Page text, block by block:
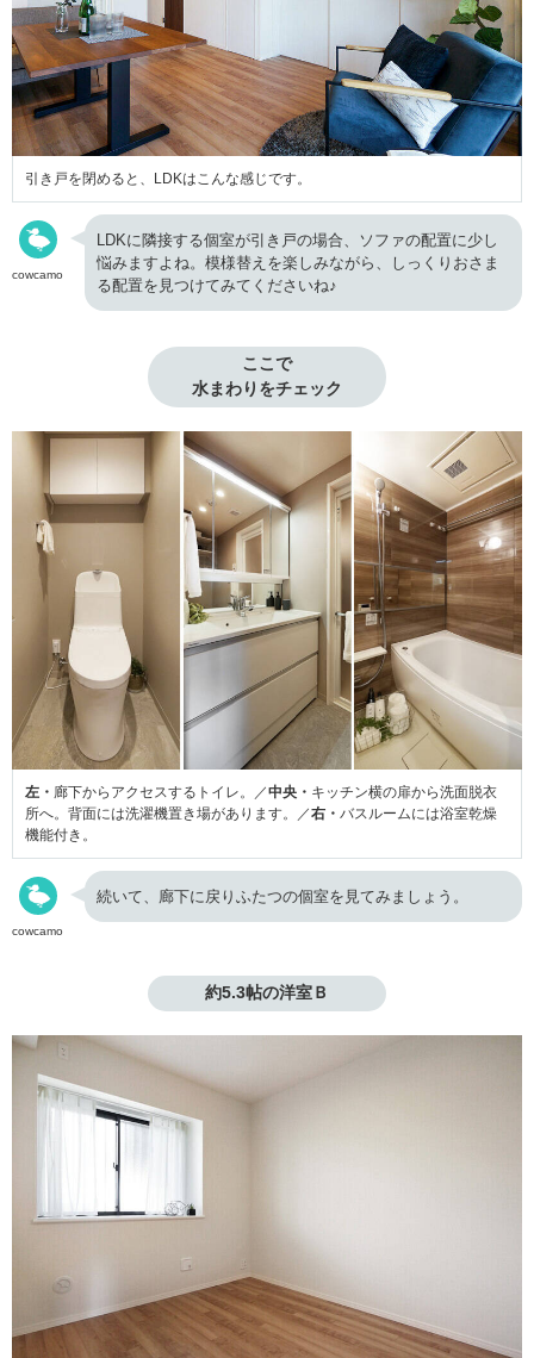
引き戸を閉めると、LDKはこんな感じです。
cowcamo
LDKに隣接する個室が引き戸の場合、ソファの配置に少し
悩みますよね。模様替えを楽しみながら、しっくりおさま
る配置を見つけてみてくださいね♪
ここで
水まわりをチェック
左・ 廊下からアクセスするトイレ。／中央・ キッチン横の扉から洗面脱衣
所へ。背面には洗濯機置き場があります。／右・ バスルームには浴室乾燥
機能付き。
cowcamo
続いて、廊下に戻りふたつの個室を見てみましょう。
約5.3帖の洋室Ｂ